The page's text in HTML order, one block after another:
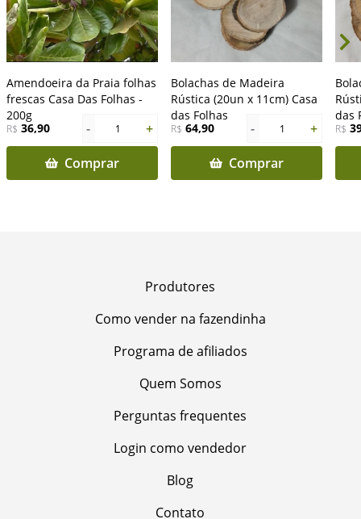
Amendoeira da Praia folhas
frescas Casa Das Folhas -
200g
R$ 36,90 - 1
+
Comprar
Bolachas de Madeira
Rústica (20un x 11cm) Casa
das Folhas
R$ 64,90 - 1
+
Comprar
das
R$
Produtores
Como vender na fazendinha
Programa de afiliados
Quem Somos
Perguntas frequentes
Login como vendedor
Blog
Contato